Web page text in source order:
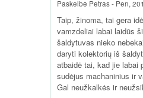
Paskelbė Petras- Pen,
Taip, žinoma, tai gera
vamzdeliai labai laidūs
šaldytuvas nieko
daryti kolektorių iš
atbaidė tai, kad jie labai
sudėjus machaninius ir
Gal neužkalkės ir